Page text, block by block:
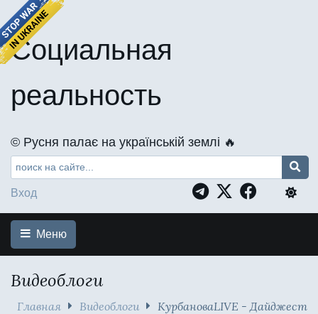
Социальная
реальность
©️ Русня палає на українській землі 🔥
Вход
Меню
Видеоблоги
Главная Видеоблоги
КурбановаLIVE - Дайджест